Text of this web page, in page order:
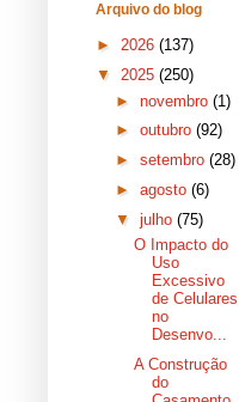
Arquivo do blog
► 2026 (137)
▼ 2025 (250)
► novembro (1)
► outubro (92)
► setembro (28)
► agosto (6)
▼ julho (75)
O Impacto do
Uso
Excessivo
de Celulares
no
Desenvo...
A Construção
do